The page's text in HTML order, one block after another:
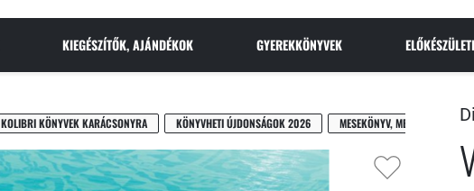
KIEGÉSZÍTŐK, AJÁNDÉKOK GYEREKKÖNYVEK
KOLIBRI KÖNYVEK KARÁCSONYRA KÖNYVHETI ÚJDONSÁGOK 2026 MESEKÖNYV, MESEREGÉNY